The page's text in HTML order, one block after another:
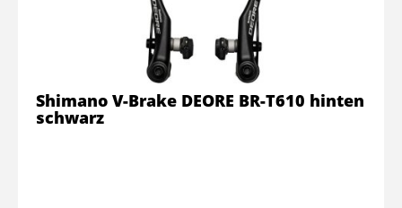
Shimano V-Brake DEORE BR-T610 hinten
schwarz